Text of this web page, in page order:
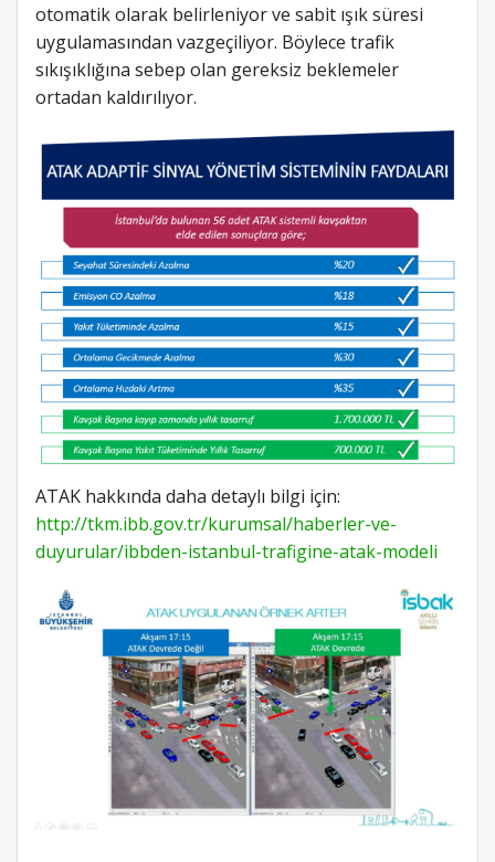
otomatik olarak belirleniyor ve sabit ışık süresi
uygulamasından vazgeçiliyor. Böylece trafik
sıkışıklığına sebep olan gereksiz beklemeler
ortadan kaldırılıyor.
ATAK hakkında daha detaylı bilgi için:
http://tkm.ibb.gov.tr/kurumsal/haberler-ve-
duyurular/ibbden-istanbul-trafigine-atak-modeli